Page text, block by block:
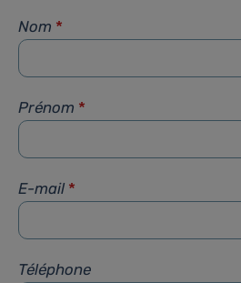
Nom *
Prénom *
E-mail *
Téléphone